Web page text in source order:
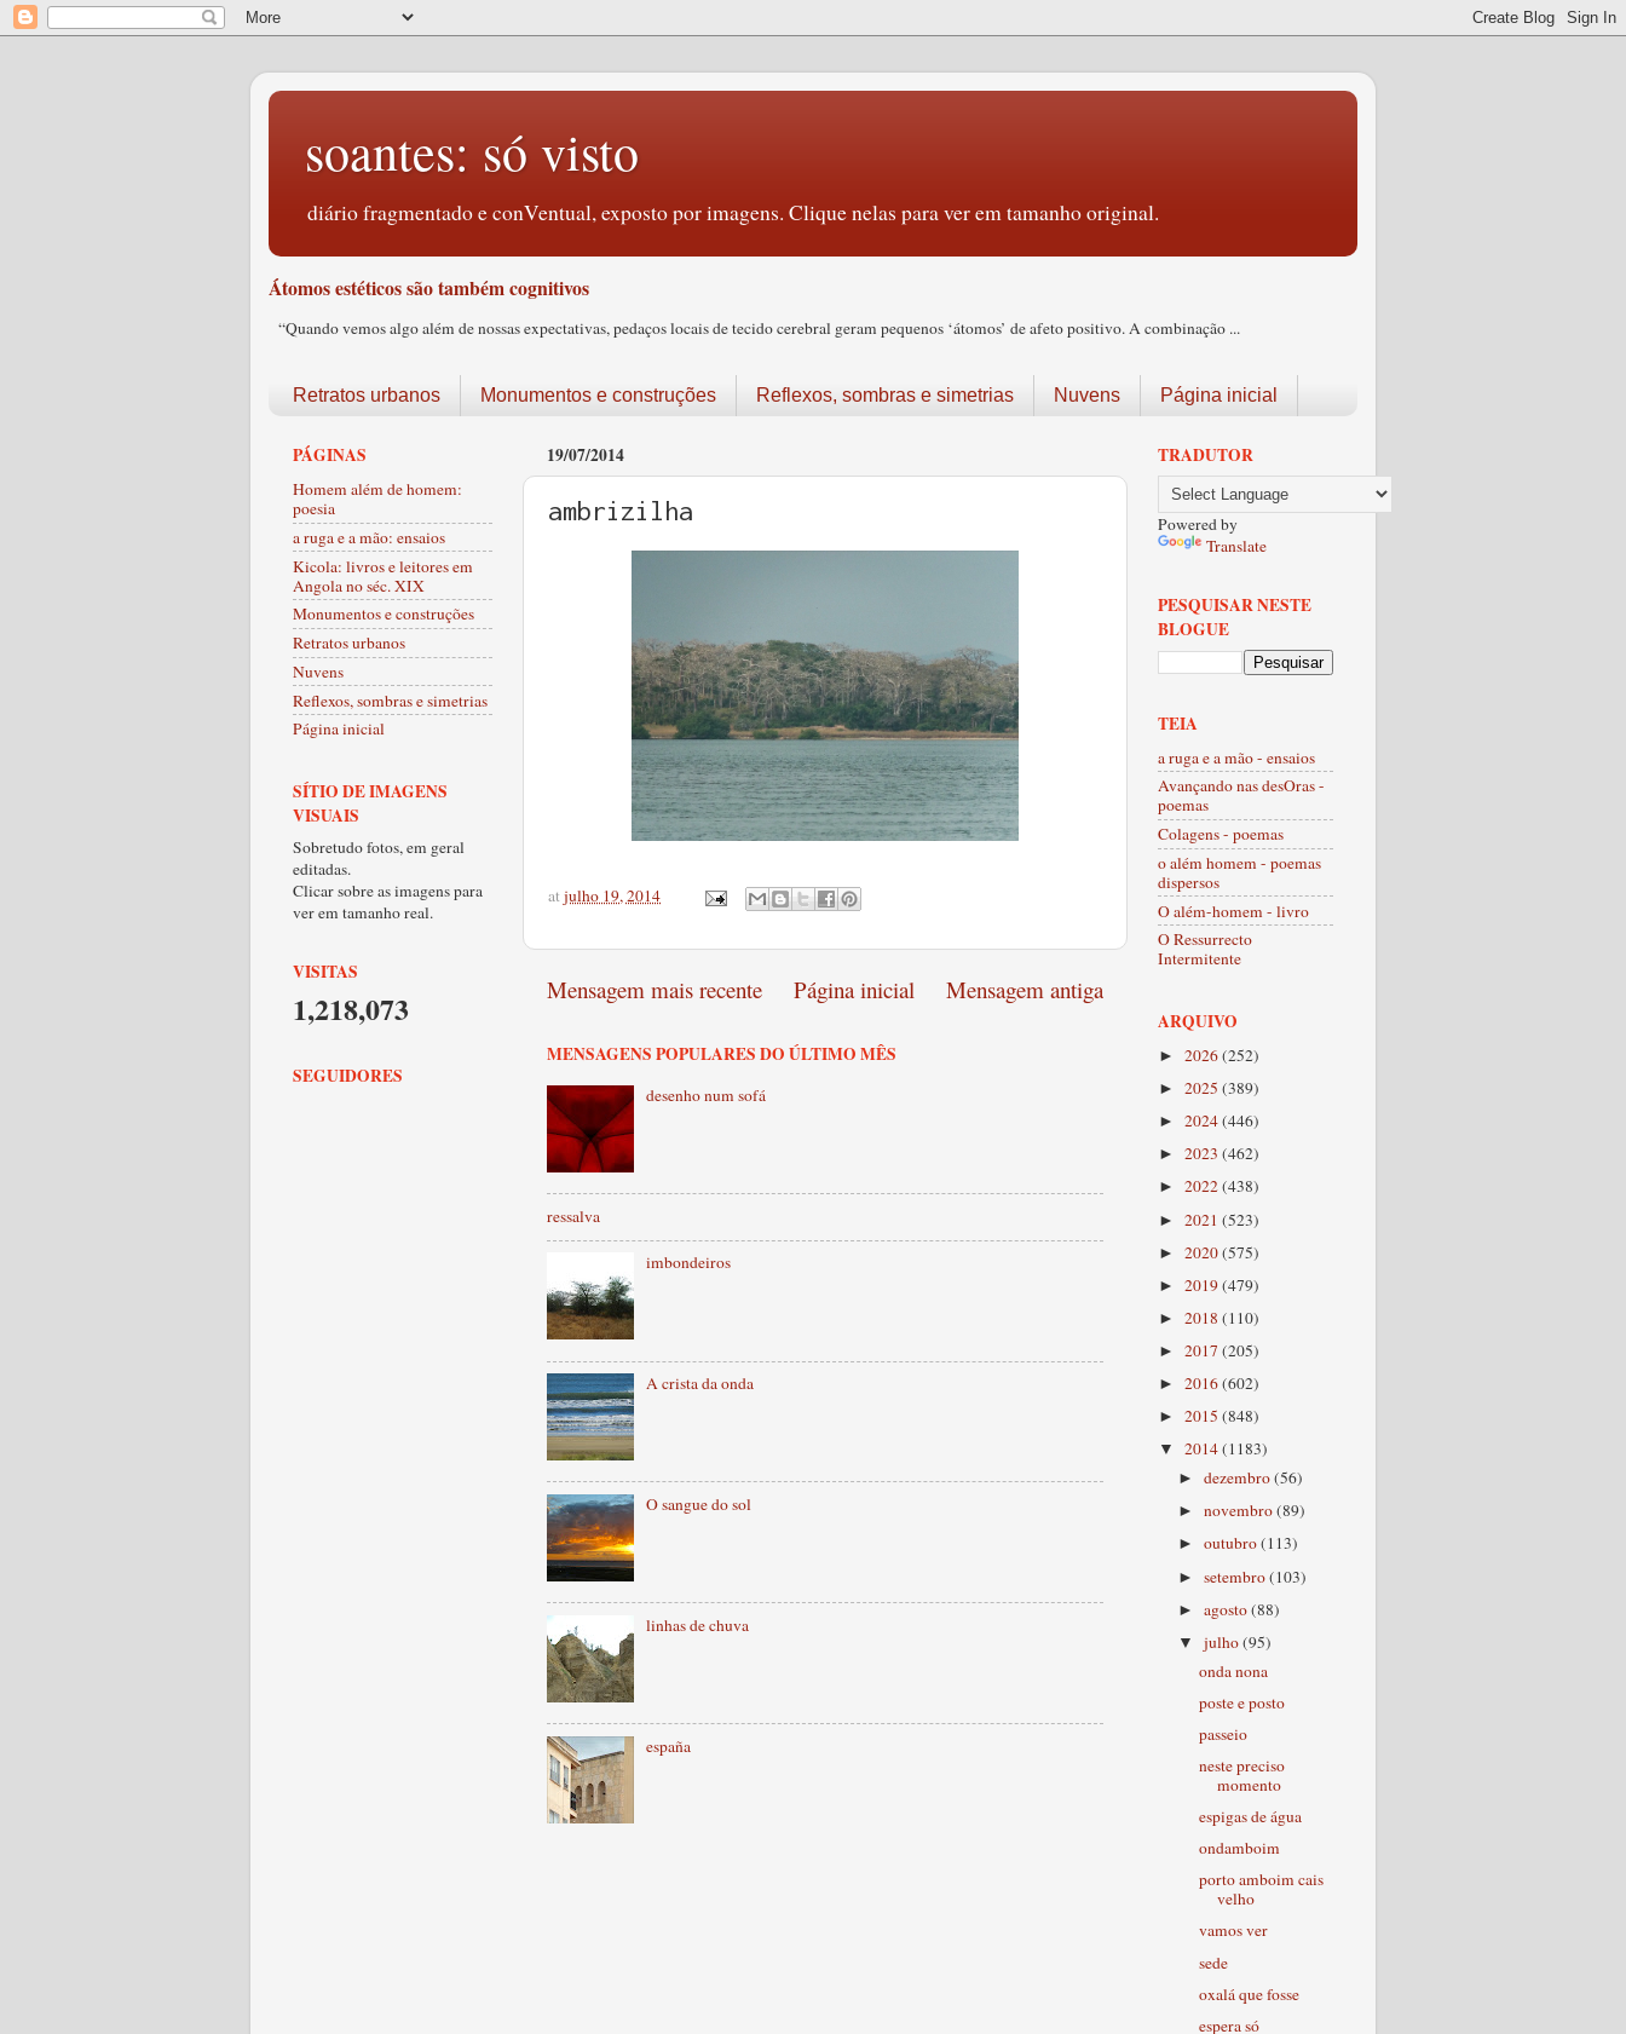
soantes: só visto
diário fragmentado e conVentual, exposto por imagens. Clique nelas para ver em tamanho original.
Átomos estéticos são também cognitivos
“Quando vemos algo além de nossas expectativas, pedaços locais de tecido cerebral geram pequenos ‘átomos’ de afeto positivo. A combinação ...
Retratos urbanos Monumentos e construções Reflexos, sombras e simetrias Nuvens Página inicial
19/07/2014
ambrizilha
atjulho 19, 2014
Mensagem mais recente Mensagem antiga
Página inicial
MENSAGENS POPULARES DO ÚLTIMO MÊS
desenho num sofá
ressalva
imbondeiros
A crista da onda
O sangue do sol
linhas de chuva
españa
PÁGINAS
Homem além de homem:
poesia
a ruga e a mão: ensaios
Kicola: livros e leitores em
Angola no séc. XIX
Monumentos e construções
Retratos urbanos
Nuvens
Reflexos, sombras e simetrias
Página inicial
SÍTIO DE IMAGENS
VISUAIS
Sobretudo fotos, em geral
editadas.
Clicar sobre as imagens para
ver em tamanho real.
VISITAS
1,218,073
SEGUIDORES
TRADUTOR
Powered by
Translate
PESQUISAR NESTE
BLOGUE
TEIA
a ruga e a mão - ensaios
Avançando nas desOras -
poemas
Colagens - poemas
o além homem - poemas
dispersos
O além-homem - livro
O Ressurrecto
Intermitente
ARQUIVO
► 2026(252)
► 2025 (389)
► 2024(446)
► 2023 (462)
► 2022(438)
► 2021 (523)
► 2020(575)
► 2019(479)
► 2018 (110)
► 2017 (205)
► 2016(602)
► 2015 (848)
▼ 2014(1183)
►dezembro(56)
►novembro(89)
►outubro(113)
►setembro(103)
►agosto(88)
▼julho(95)
onda nona
poste e posto
passeio
neste preciso
momento
espigas de água
ondamboim
porto amboim cais
velho
vamos ver
sede
oxalá que fosse
espera só